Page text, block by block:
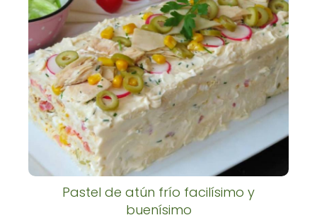
Pastel de atún frío facilísimo y
buenísimo